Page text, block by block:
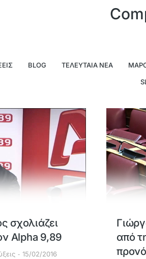
BLOG ΤΕΛΕΥΤΑΊΑ ΝΈΑ
σχολιάζει
Alpha 9,89
15/02/2016
από